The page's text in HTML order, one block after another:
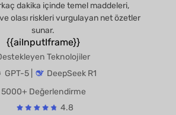
dakika içinde temel maddeleri,
olası riskleri vurgulayan net özetler
sunar.
{{aiInputIframe}}
Destekleyen Teknolojiler